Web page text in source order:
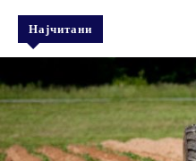
Најчитани